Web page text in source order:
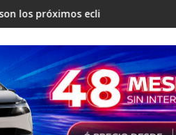
nuevo bebé
eclipses que podrán observarse